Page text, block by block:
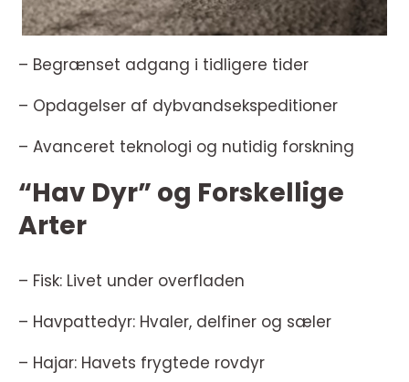
– Begrænset adgang i tidligere tider
– Opdagelser af dybvandsekspeditioner
– Avanceret teknologi og nutidig forskning
“Hav Dyr” og Forskellige
Arter
– Fisk: Livet under overfladen
– Havpattedyr: Hvaler, delfiner og sæler
– Hajar: Havets frygtede rovdyr